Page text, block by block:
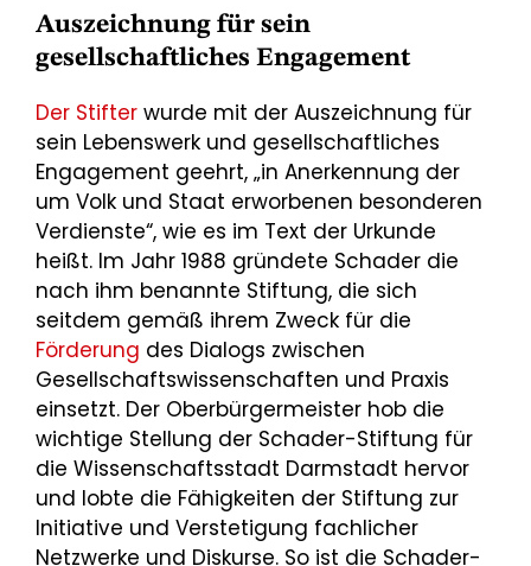
Auszeichnung für sein
gesellschaftliches Engagement
Der Stifter wurde mit der Auszeichnung für
sein Lebenswerk und gesellschaftliches
Engagement geehrt, „in Anerkennung der
um Volk und Staat erworbenen besonderen
Verdienste“, wie es im Text der Urkunde
heißt. Im Jahr 1988 gründete Schader die
nach ihm benannte Stiftung, die sich
seitdem gemäß ihrem Zweck für die
Förderung des Dialogs zwischen
Gesellschaftswissenschaften und Praxis
einsetzt. Der Oberbürgermeister hob die
wichtige Stellung der Schader-Stiftung für
die Wissenschaftsstadt Darmstadt hervor
und lobte die Fähigkeiten der Stiftung zur
Initiative und Verstetigung fachlicher
Netzwerke und Diskurse. So ist die Schader-